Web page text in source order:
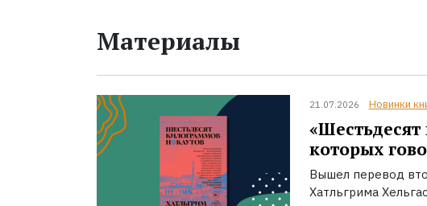
Материалы
21.07.2026 Новинки
которых
Вышел перевод
Хатльгрима